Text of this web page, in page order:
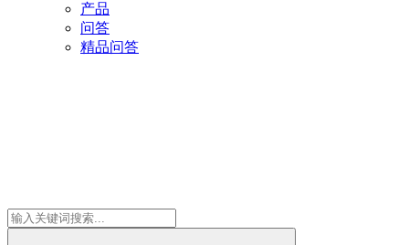
产品
问答
精品问答